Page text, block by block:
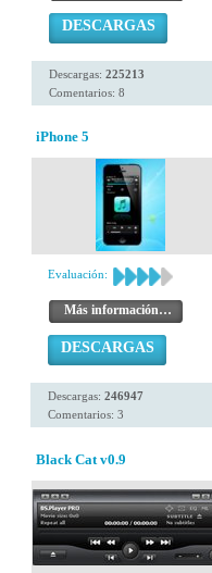
DESCARGAS
Descargas: 225213
Comentarios: 8
iPhone 5
Evaluación:
Más información…
DESCARGAS
Descargas: 246947
Comentarios: 3
Black Cat v0.9